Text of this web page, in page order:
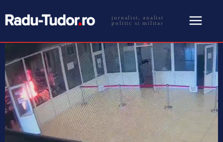
jurnalist, analist
politic si militar